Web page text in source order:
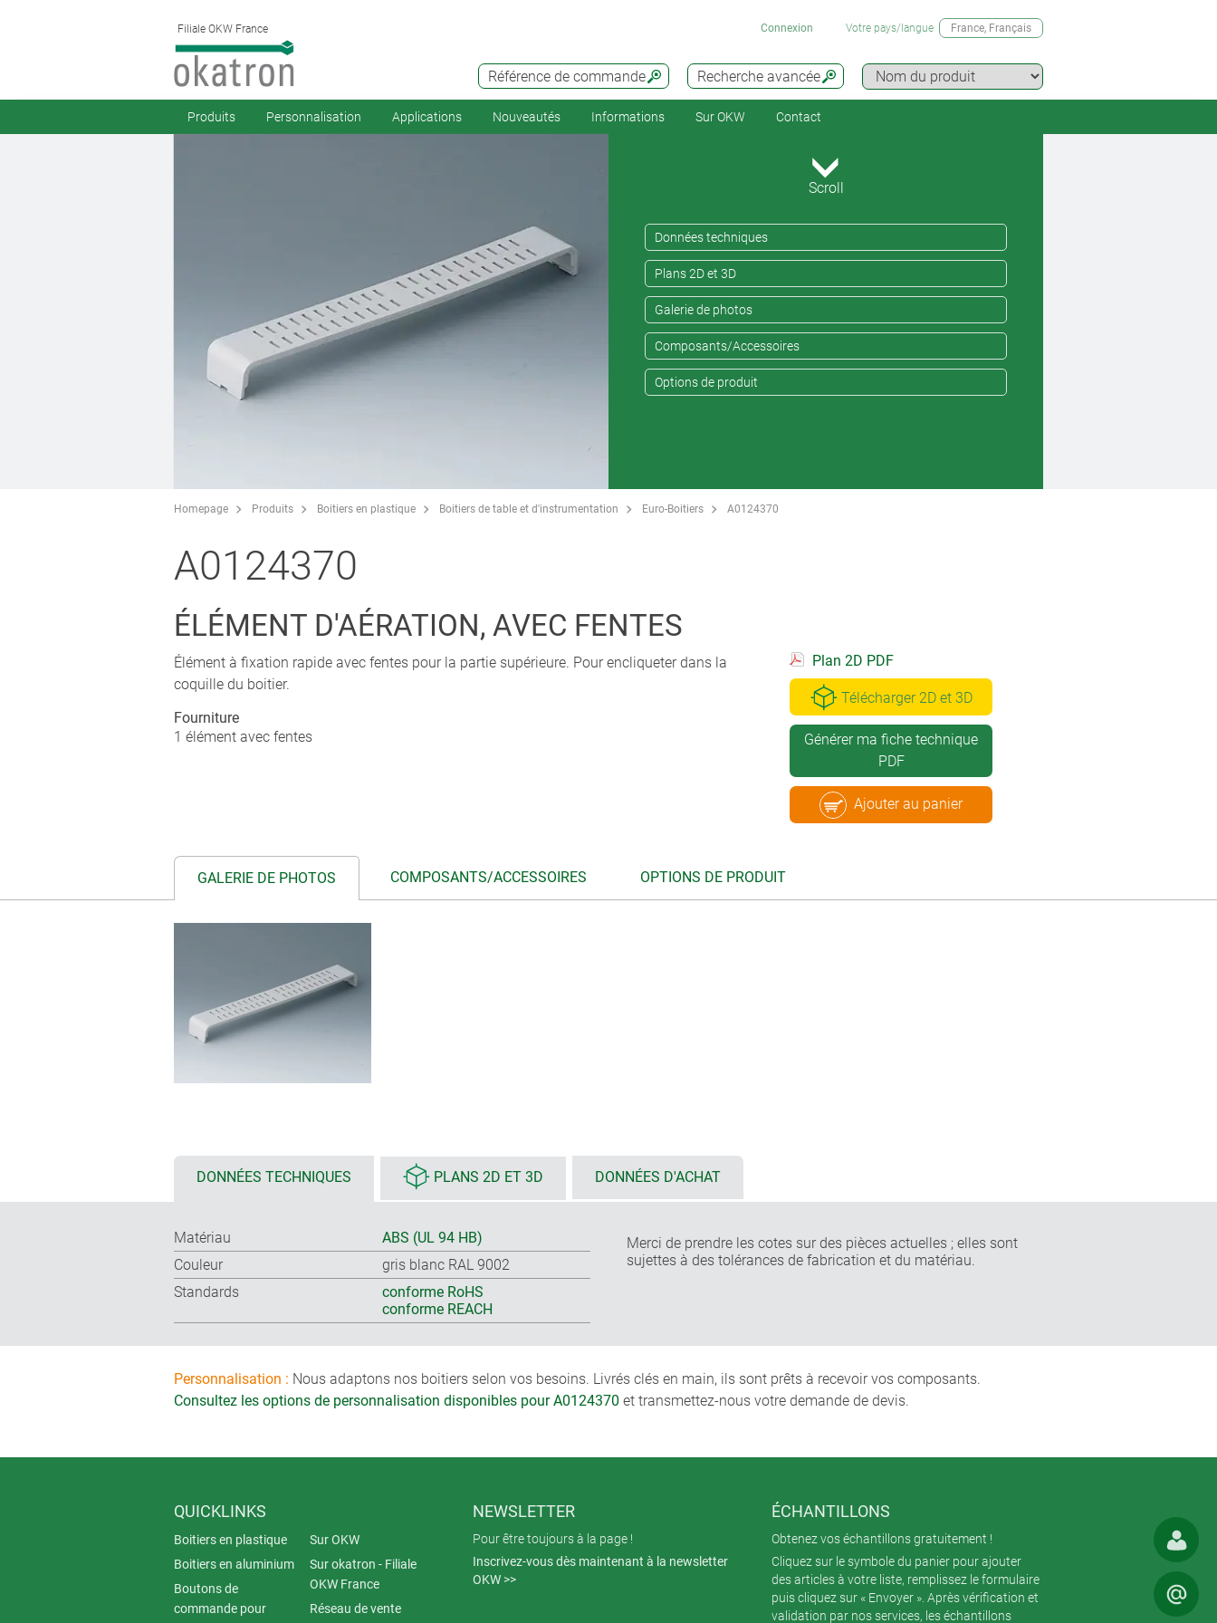
Filiale OKW France
Recherche avancée
Référence de commande
Connexion Votre pays/langue France, Français
Produits Personnalisation Applications Nouveautés Informations Sur OKW Contact
Scroll
Données techniques
Plans 2D et 3D
Galerie de photos
Composants/Accessoires
Options de produit
Homepage Produits Boitiers en plastique Boitiers de table et d'instrumentation Euro-Boitiers A0124370
A0124370
ÉLÉMENT D'AÉRATION, AVEC FENTES
Élément à fixation rapide avec fentes pour la partie supérieure. Pour encliqueter dans la
coquille du boitier.
Fourniture
1 élément avec fentes
Plan 2D PDF
Télécharger 2D et 3D
Générer ma fiche technique
PDF
Ajouter au panier
GALERIE DE PHOTOS COMPOSANTS/ACCESSOIRES OPTIONS DE PRODUIT
DONNÉES TECHNIQUES PLANS 2D ET 3D DONNÉES D'ACHAT
Matériau
ABS (UL 94 HB)
Couleur
gris blanc RAL 9002
Standards
conforme RoHS
conforme REACH
Merci de prendre les cotes sur des pièces actuelles ; elles sont
sujettes à des tolérances de fabrication et du matériau.
Personnalisation : Nous adaptons nos boitiers selon vos besoins. Livrés clés en main, ils sont prêts à recevoir vos composants.
Consultez les options de personnalisation disponibles pour A0124370 et transmettez-nous votre demande de devis.
QUICKLINKS
Boitiers en plastique
Boitiers en aluminium
Boutons de
commande pour
Sur OKW
Sur okatron - Filiale
OKW France
Réseau de vente
NEWSLETTER
Pour être toujours à la page !
Inscrivez-vous dès maintenant à la newsletter
OKW >>
ÉCHANTILLONS
Obtenez vos échantillons gratuitement !
Cliquez sur le symbole du panier pour ajouter
des articles à votre liste, remplissez le formulaire
puis cliquez sur « Envoyer ». Après vérification et
validation par nos services, les échantillons